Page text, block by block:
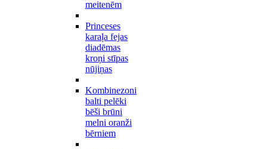
meitenēm
Princeses
karaļa fejas
diadēmas
kroņi stīpas
nūjiņas
Kombinezoni
balti pelēki
bēši brūni
melni oranži
bērniem